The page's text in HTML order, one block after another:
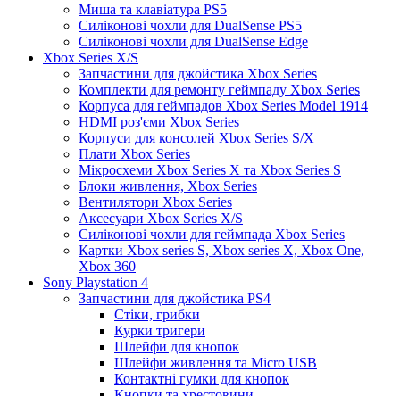
Миша та клавіатура PS5
Силіконові чохли для DualSense PS5
Силіконові чохли для DualSense Edge
Xbox Series X/S
Запчастини для джойстика Xbox Series
Комплекти для ремонту геймпаду Xbox Series
Корпуса для геймпадов Xbox Series Model 1914
HDMI роз'єми Xbox Series
Корпуси для консолей Xbox Series S/X
Плати Xbox Series
Мікросхеми Xbox Series X та Xbox Series S
Блоки живлення, Xbox Series
Вентилятори Xbox Series
Аксесуари Xbox Series X/S
Силіконові чохли для геймпада Xbox Series
Картки Xbox series S, Xbox series X, Xbox One,
Xbox 360
Sony Playstation 4
Запчастини для джойстика PS4
Стіки, грибки
Курки тригери
Шлейфи для кнопок
Шлейфи живлення та Micro USB
Контактні гумки для кнопок